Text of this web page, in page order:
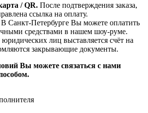
/ QR. После подтверждения заказа,
ссылка на оплату.
В Санкт-Петербурге Вы можете оплатить
средствами в нашем шоу-руме.
лиц выставляется счёт на
закрывающие документы.
Вы можете связаться с нами